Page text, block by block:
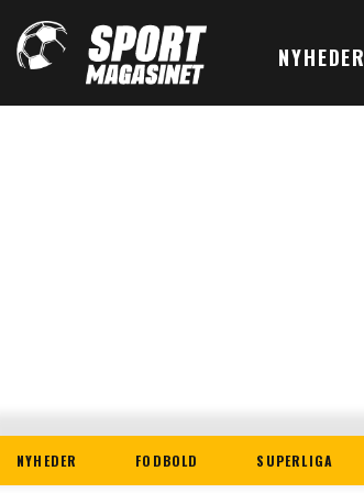
NYHEDER
NYHEDER FODBOLD SUPERLIGA